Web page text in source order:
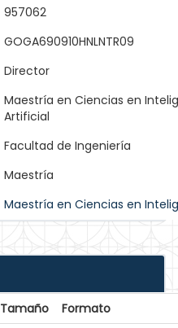
957062
GOGA690910HNLNTR09
Director
Maestría en Ciencias en
Artificial
Facultad de Ingeniería
Maestría
Maestría en Ciencias en
Tamaño Formato